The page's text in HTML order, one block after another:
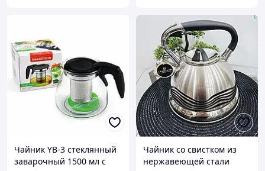
Чайник YB-3 стеклянный
заварочный 1500 мл с
Чайник со свистком из
нержавеющей стали